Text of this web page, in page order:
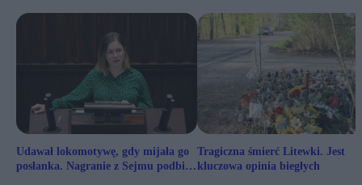
Udawał lokomotywę, gdy mijała go
posłanka. Nagranie z Sejmu podbija
Tragiczna śmierć Litewki. Jest
kluczowa opinia biegłych